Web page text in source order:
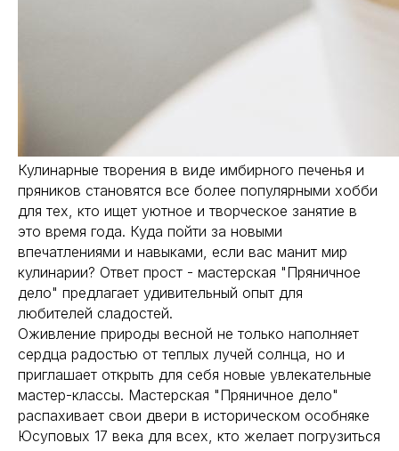
Кулинарные творения в виде имбирного печенья и
пряников становятся все более популярными хобби
для тех, кто ищет уютное и творческое занятие в
это время года. Куда пойти за новыми
впечатлениями и навыками, если вас манит мир
кулинарии? Ответ прост - мастерская "Пряничное
дело" предлагает удивительный опыт для
любителей сладостей.
Оживление природы весной не только наполняет
сердца радостью от теплых лучей солнца, но и
приглашает открыть для себя новые увлекательные
мастер-классы. Мастерская "Пряничное дело"
распахивает свои двери в историческом особняке
Юсуповых 17 века для всех, кто желает погрузиться